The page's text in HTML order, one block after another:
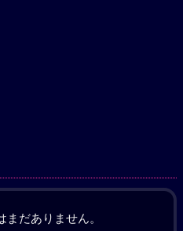
まだありません。